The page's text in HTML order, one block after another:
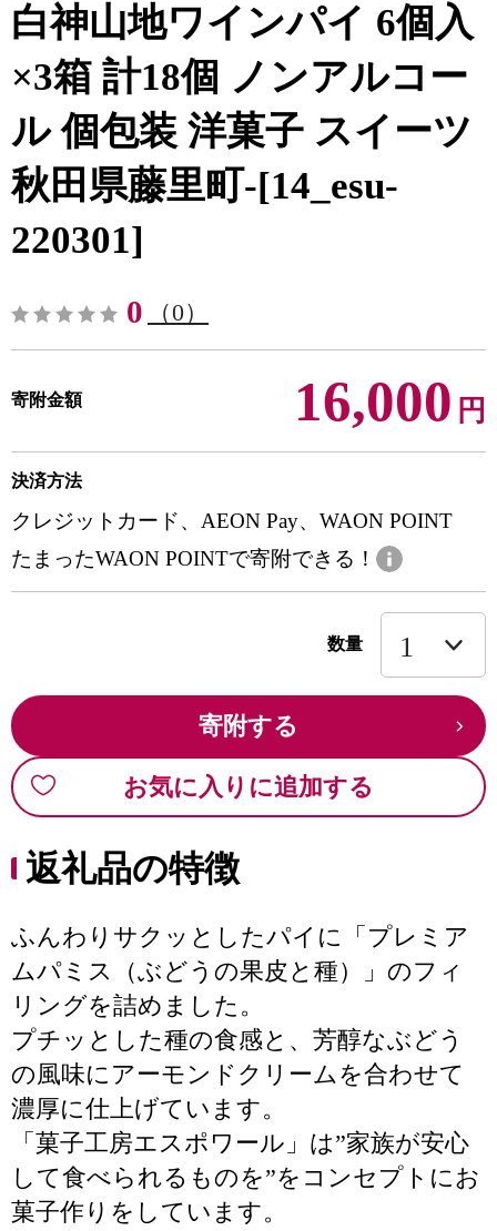
白神山地ワインパイ 6個入
×3箱 計18個 ノンアルコー
ル 個包装 洋菓子 スイーツ
秋田県藤里町-[14_esu-
220301]
0 （0）
寄附金額 16,000 円
決済方法
クレジットカード、AEON Pay、WAON POINT
たまったWAON POINTで寄附できる！
数量
寄附する
お気に入りに追加する
返礼品の特徴
ふんわりサクッとしたパイに「プレミア
ムパミス（ぶどうの果皮と種）」のフィ
リングを詰めました。
プチッとした種の食感と、芳醇なぶどう
の風味にアーモンドクリームを合わせて
濃厚に仕上げています。
「菓子工房エスポワール」は”家族が安心
して食べられるものを”をコンセプトにお
菓子作りをしています。